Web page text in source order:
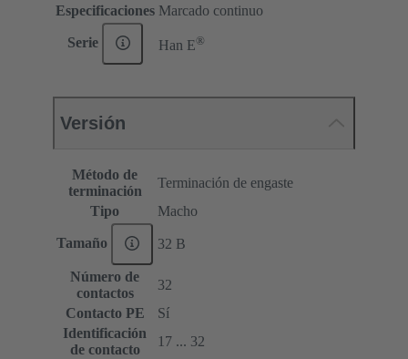
Especificaciones Marcado continuo
Serie Han E®
Versión
Método de
terminación
Terminación de engaste
Tipo
Macho
Tamaño 32 B
Número de
contactos
32
Contacto PE
Sí
Identificación
de contacto
17 ... 32